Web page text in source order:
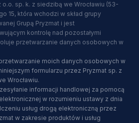
o.o. sp. k. z siedzibą we Wrocławiu (53-
15, która wchodzi w skład grupy
Grupą Pryzmat i jest
kontrolę nad pozostałymi
przetwarzanie danych osobowych w
moich danych osobowych w
formularzu przez Pryzmat sp. z
Wrocławiu.
informacji handlowej za pomocą
w rozumieniu ustawy z dnia
usług drogą elektroniczną przez
w zakresie produktów i usług